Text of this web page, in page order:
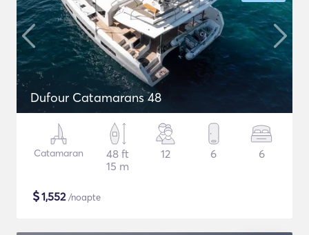
Dufour Catamarans 48
Catamaran
48 ft
15 m
12 6 6
$1,552/noapte